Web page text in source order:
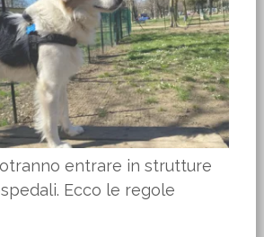
entrare in strutture
Ecco le regole